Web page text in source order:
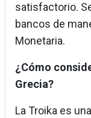
satisfactorio.
bancos de
Monetaria.
¿Cómo
Grecia?
La Troika es